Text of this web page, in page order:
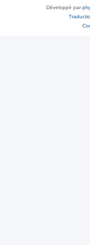
Développé par